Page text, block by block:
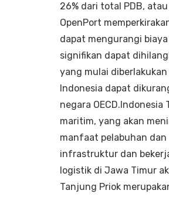
26% dari total PDB,
OpenPort
dapat mengurangi
signifikan dapat
yang mulai
Indonesia dapat
negara
maritim, yang akan
manfaat pelabuhan dan
infrastruktur dan
logistik di Jawa Timur
Tanjung Priok